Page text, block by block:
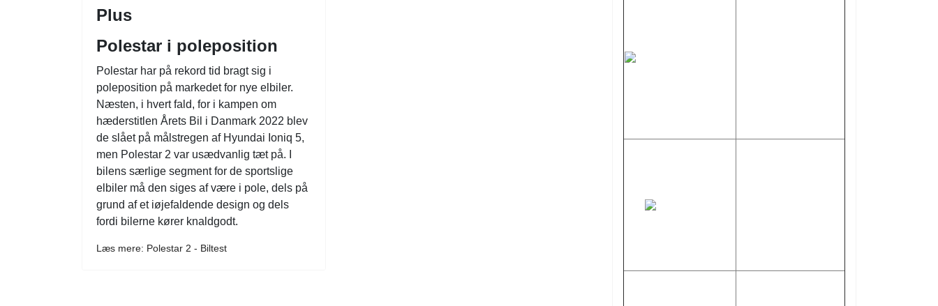
Plus
Polestar i poleposition
Polestar har på rekord tid bragt sig i
poleposition på markedet for nye elbiler.
Næsten, i hvert fald, for i kampen om
hæderstitlen Årets Bil i Danmark 2022 blev
de slået på målstregen af Hyundai Ioniq 5,
men Polestar 2 var usædvanlig tæt på. I
bilens særlige segment for de sportslige
elbiler må den siges af være i pole, dels på
grund af et iøjefaldende design og dels
fordi bilerne kører knaldgodt.
Læs mere: Polestar 2 - Biltest